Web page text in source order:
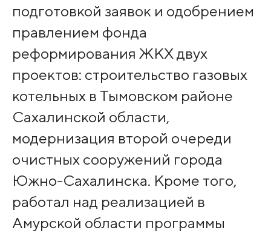
подготовкой заявок и одобрением
правлением фонда
реформирования ЖКХ двух
проектов: строительство газовых
котельных в Тымовском районе
Сахалинской области,
модернизация второй очереди
очистных сооружений города
Южно-Сахалинска. Кроме того,
работал над реализацией в
Амурской области программы